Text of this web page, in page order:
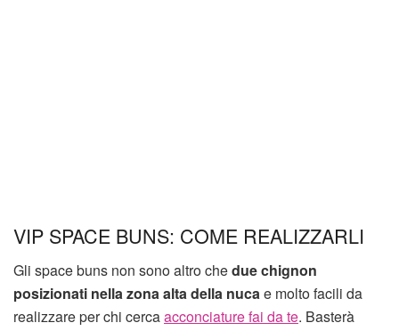
VIP SPACE BUNS: COME REALIZZARLI
Gli space buns non sono altro chedue chignon
posizionati nella zona alta della nucae molto facili da
realizzare per chi cercaacconciature fai da te. Basterà